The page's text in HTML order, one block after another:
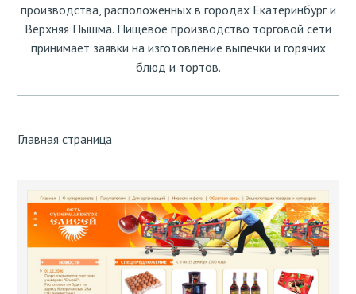
производства, расположенных в городах Екатеринбург и
Верхняя Пышма. Пищевое производство торговой сети
принимает заявки на изготовление выпечки и горячих
блюд и тортов.
Главная страница